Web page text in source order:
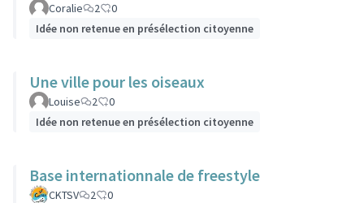
Coralie 2
0
Idée non retenue en présélection citoyenne
Une ville pour les oiseaux
Louise 2
0
Idée non retenue en présélection citoyenne
Base internationnale de freestyle
CKTSV 2
0